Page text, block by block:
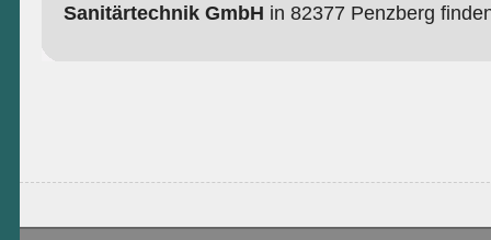
Sanitärtechnik GmbH in 82377 Penzberg